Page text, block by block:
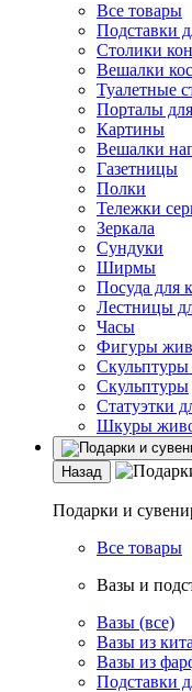
Все товары
Подставки
Столики
Вешалки
Туалетные
Порталы
Картины
Вешалки
Газетницы
Полки
Тележки
Зеркала
Сундуки
Ширмы
Посуда для
Лестницы
Часы
Фигуры
Скульптуры
Статуэтки
Шкуры
Назад
Подарки и
Все товары
Вазы и
Вазы (все)
Вазы из
Вазы из
Подставки